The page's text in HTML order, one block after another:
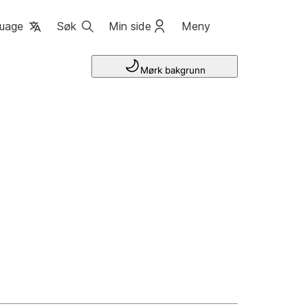
Søk Min side Meny
Mørk bakgrunn